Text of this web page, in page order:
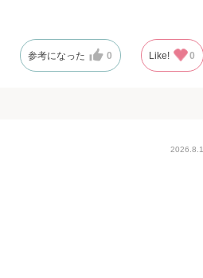
参考になった 0 Like! 0
2026.8.1